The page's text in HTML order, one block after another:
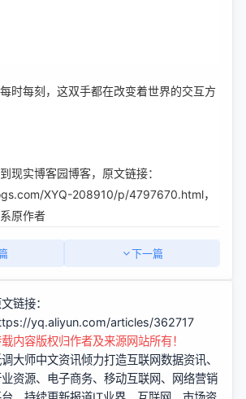
时每刻，这双手都在改变着世界的交互方
现实博客园博客，原文链接：
XYQ-208910/p/4797670.html，
原作者
下一篇
链接：
yq.aliyun.com/articles/362717
内容版权归作者及来源网站所有！
大师中文资讯倾力打造互联网数据资讯、
资源、电子商务、移动互联网、网络营销